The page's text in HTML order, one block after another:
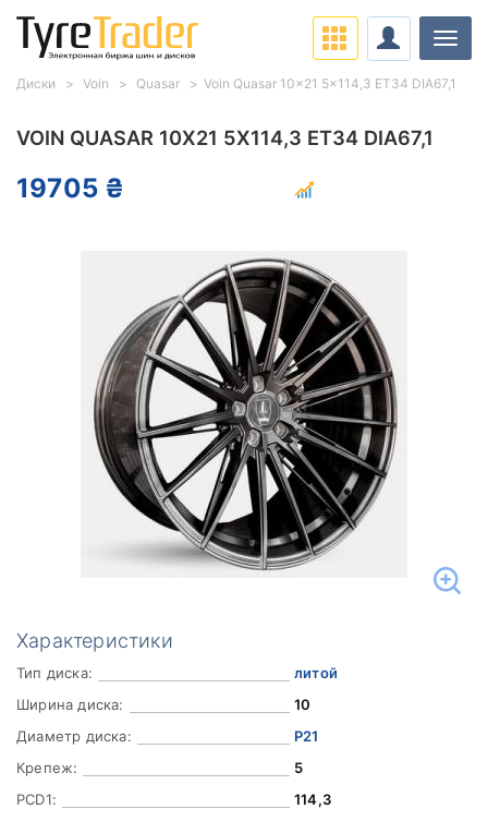
VOIN QUASAR 10X21 5X114,3 ET34 DIA67,1
19705 ₴
Характеристики
Тип диска:
литой
Ширина диска:
10
Диаметр диска:
Р21
Крепеж:
5
PCD1:
114,3
Диски Voin Quasar Voin Quasar 10x21 5x114,3 ET34 DIA67,1